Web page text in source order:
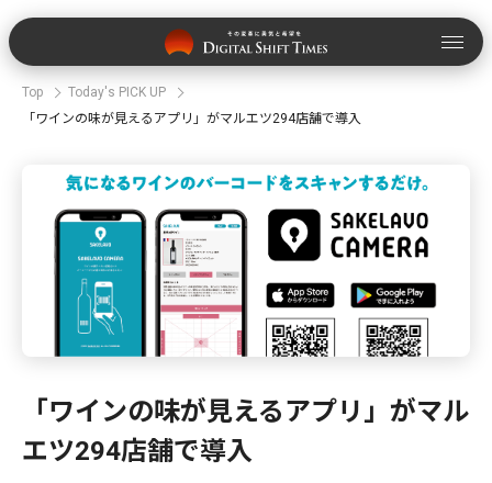
Top
Today's PICK UP
「ワインの味が見えるアプリ」がマルエツ294店舗で導入
「ワインの味が見えるアプリ」がマル
エツ294店舗で導入